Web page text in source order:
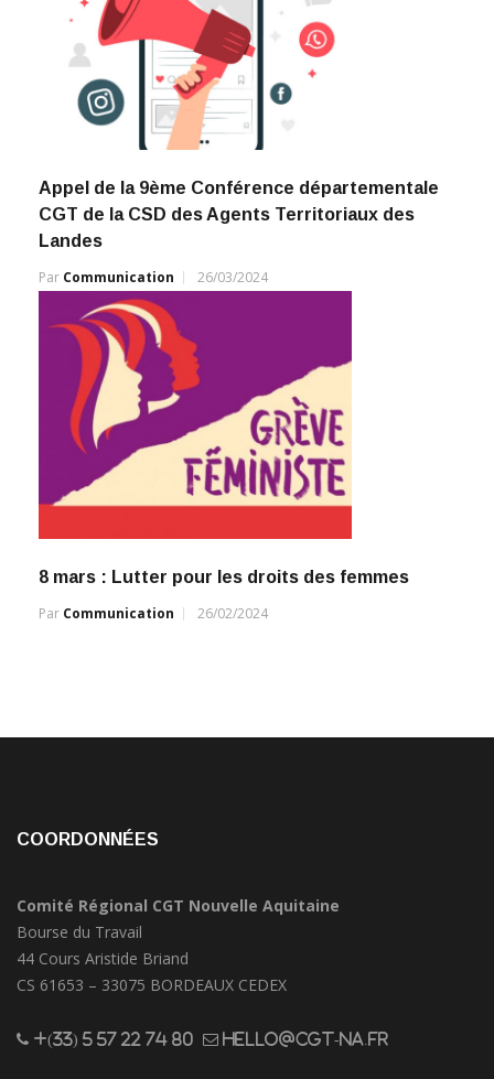
Appel de la 9ème Conférence départementale
CGT de la CSD des Agents Territoriaux des
Landes
Par Communication 26/03/2024
8 mars : Lutter pour les droits des femmes
Par Communication 26/02/2024
COORDONNÉES
Comité Régional CGT Nouvelle Aquitaine
Bourse du Travail
44 Cours Aristide Briand
CS 61653 – 33075 BORDEAUX CEDEX
+(33) 5 57 22 74 80 hello@cgt-na.fr